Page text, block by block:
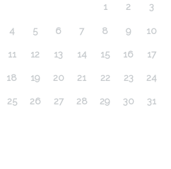
1 2 3
4 5 6 7 8 9 10
11 12 13 14 15 16 17
18 19 20 21 22 23 24
25 26 27 28 29 30 31